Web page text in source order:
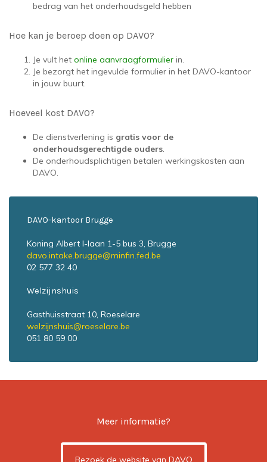
bedrag van het onderhoudsgeld hebben
Hoe kan je beroep doen op DAVO?
Je vult het online aanvraagformulier in.
Je bezorgt het ingevulde formulier in het DAVO-kantoor
in jouw buurt.
Hoeveel kost DAVO?
De dienstverlening is gratis voor de
onderhoudsgerechtigde ouders.
De onderhoudsplichtigen betalen werkingskosten aan
DAVO.
DAVO-kantoor Brugge
Koning Albert I-laan 1-5 bus 3, Brugge
davo.intake.brugge@minfin.fed.be
02 577 32 40
Welzijnshuis
Gasthuisstraat 10, Roeselare
welzijnshuis@roeselare.be
051 80 59 00
Meer informatie?
Bezoek de website van DAVO